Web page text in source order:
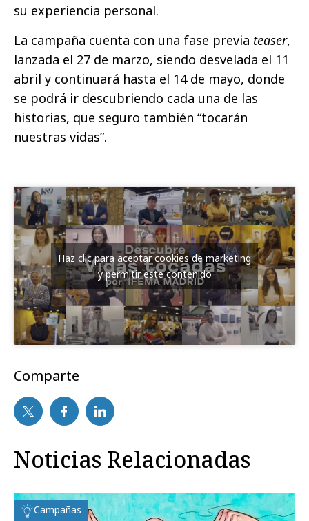
su experiencia personal.
La campaña cuenta con una fase previa teaser,
lanzada el 27 de marzo, siendo desvelada el 11
abril y continuará hasta el 14 de mayo, donde
se podrá ir descubriendo cada una de las
historias, que seguro también “tocarán
nuestras vidas”.
Haz clic para aceptar cookies de marketing
y permitir este contenido
Comparte
Noticias Relacionadas
Campañas